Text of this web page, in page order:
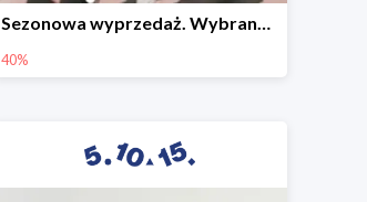
Sezonowa wyprzedaż. Wybrane modele do -40%
40%